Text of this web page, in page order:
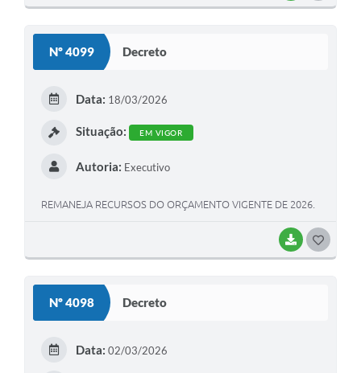
Nº 4099 Decreto
BAIXAR
Data: 18/03/2026
Situação: EM VIGOR
Autoria: Executivo
REMANEJA RECURSOS DO ORÇAMENTO VIGENTE DE 2026.
Nº 4098 Decreto
Data: 02/03/2026